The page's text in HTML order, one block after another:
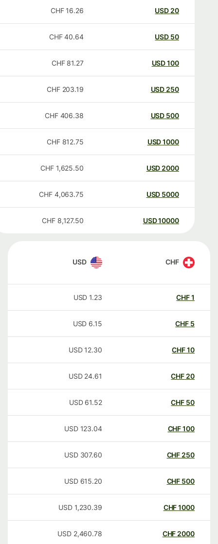
20
USD
16.26
CHF
50
USD
40.64
CHF
100
USD
81.27
CHF
250
USD
203.19
CHF
500
USD
406.38
CHF
1000
USD
812.75
CHF
2000
USD
1,625.50
CHF
5000
USD
4,063.75
CHF
10000
USD
8,127.50
CHF
CHF
USD
CHF
1.23
USD
CHF
6.15
USD
CHF
12.30
USD
20
CHF
24.61
USD
50
CHF
61.52
USD
100
CHF
123.04
USD
250
CHF
307.60
USD
500
CHF
615.20
USD
1000
CHF
1,230.39
USD
2000
CHF
2,460.78
USD